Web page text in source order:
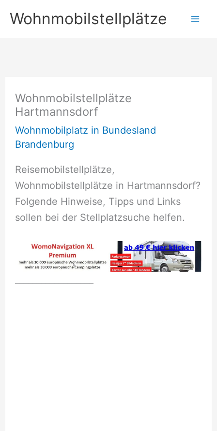
Inhalt
springen
Wohnmobilstellplätze
Wohnmobilstellplätze
Hartmannsdorf
Wohnmobilplatz in Bundesland
Brandenburg
Reisemobilstellplätze,
Wohnmobilstellplätze in Hartmannsdorf?
Folgende Hinweise, Tipps und Links
sollen bei der Stellplatzsuche helfen.